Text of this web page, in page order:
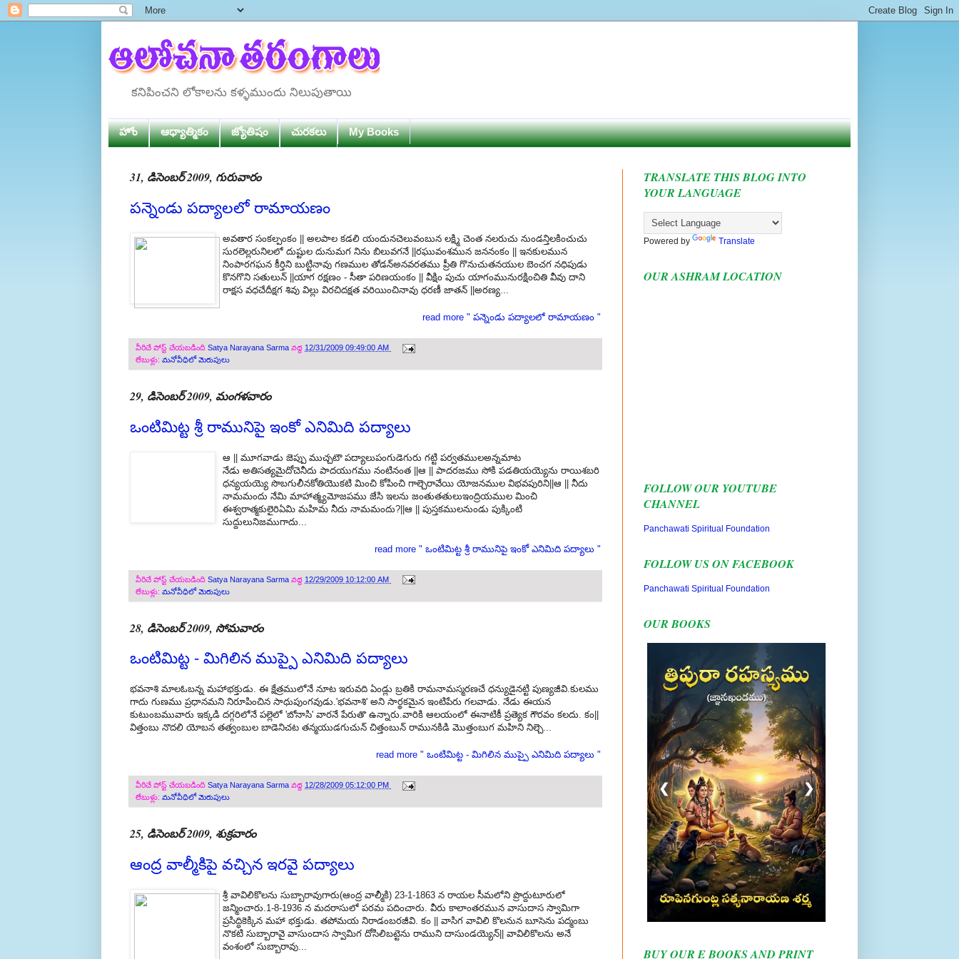
కనిపించని లోకాలను కళ్ళముందు నిలుపుతాయి
హోం ఆధ్యాత్మికం జ్యోతిషం చురకలు My Books
31, డిసెంబర్ 2009, గురువారం
పన్నెండు పద్యాలలో రామాయణం
అవతార సంకల్పంకం || అలపాల కడలి యందునచెలువంబున లక్ష్మి చెంత నలరుచు నుండన్తిలకించుచు
సురలెల్లరునిలలో దుష్టుల దునుమగ నిను బిలువగనే ||రఘువంశమున జననంకం || ఇనకులమున
నింపారగఘన కీర్తిని బుట్టినావు గణముల తోడన్అనవరతము ప్రీతి గొనుచుతనయుల బెంచగ నధిపుడు
కొనగొని సతులున్ ||యాగ రక్షణం - సీతా పరిణయంకం || వీక్షిం పుచు యాగంమునురక్షించితి వీవు దాని
రాక్షస వధచేదీక్షగ శివు విల్లు విరచిదక్షత వరియించినావు ధరణీ జాతన్ ||అరణ్య...
read more " పన్నెండు పద్యాలలో రామాయణం "
వీరిచే పోస్ట్ చేయబడింది Satya Narayana Sarma వద్ద 12/31/2009 09:49:00 AM
లేబుళ్లు: మనోవీధిలో మెరుపులు
29, డిసెంబర్ 2009, మంగళవారం
ఒంటిమిట్ట శ్రీ రామునిపై ఇంకో ఎనిమిది పద్యాలు
ఆ || మూగవాడు జెప్పు ముచ్చటౌ పద్యాలుపంగుడెగురు గట్టి పర్వతములఅన్నమాట
నేడు అతిసత్యమైదోచెనీదు పాదయుగము నంటినంత ||ఆ || పాదరజము సోకి పడతియయ్యెను రాయిశబరి
ధన్యయయ్యె సొబగులీనకోతియొకటి మించి కోపించి గాల్చెరావేయి యోజనముల విభవపురిని||ఆ || నీదు
నామమందు నేమి మాహాత్మ్యమోజపము జేసి ఇలను జంతుతతులుఇంద్రియముల మించి
ఈశ్వరాత్మకులైరిఏమి మహిమ నీదు నామమందు?||ఆ || పుస్తకములనుండు పుక్కింటి
సుద్దులునిజముగాదు...
read more " ఒంటిమిట్ట శ్రీ రామునిపై ఇంకో ఎనిమిది పద్యాలు "
వీరిచే పోస్ట్ చేయబడింది Satya Narayana Sarma వద్ద 12/29/2009 10:12:00 AM
లేబుళ్లు: మనోవీధిలో మెరుపులు
28, డిసెంబర్ 2009, సోమవారం
ఒంటిమిట్ట - మిగిలిన ముప్పై ఎనిమిది పద్యాలు
భవనాశి మాలఓబన్న మహాభక్తుడు. ఈ క్షేత్రములోనే నూట ఇరువది ఏండ్లు బ్రతికి రామనామస్మరణచే ధన్యుడైనట్టి పుణ్యజీవి.కులము
గాదు గుణము ప్రధానమని నిరూపించిన సాధుపుంగవుడు.'భవనాశి' అని సార్థకమైన ఇంటిపేరు గలవాడు. నేడు ఈయన
కుటుంబమువారు ఇక్కడి దగ్గరిలోనే పల్లెలో 'బోనాసి' వారనే పేరుతొ ఉన్నారు.వారికి ఆలయంలో ఈనాటికీ ప్రత్యెక గౌరవం కలదు. కం||
విత్తంబు నొదలి యోబన తత్వంబుల బాడెనిచట తన్మయుడగుచున్ చిత్తంబున్ రామునకిడి మొత్తంబుగ మహిని నిల్చె...
read more " ఒంటిమిట్ట - మిగిలిన ముప్పై ఎనిమిది పద్యాలు "
వీరిచే పోస్ట్ చేయబడింది Satya Narayana Sarma వద్ద 12/28/2009 05:12:00 PM
లేబుళ్లు: మనోవీధిలో మెరుపులు
25, డిసెంబర్ 2009, శుక్రవారం
ఆంద్ర వాల్మీకిపై వచ్చిన ఇరవై పద్యాలు
శ్రీ వావిలికొలను సుబ్బారావుగారు(ఆంద్ర వాల్మీకి) 23-1-1863 న రాయల సీమలోని ప్రొద్దుటూరులో
జన్మించారు.1-8-1936 న మదరాసులో పరమ పదించారు. వీరు కాలాంతరమున వాసుదాస స్వామిగా
ప్రసిద్ధికెక్కిన మహా భక్తుడు. తపోమయ నిరాడంబరజీవి. కం || వాసిగ వావిలి కొలనున బూసెను పద్మంబు
నొకటి సుబ్బారావై వాసుందాస స్వామిగ దోసిలిబట్టెను రాముని దాసుండయ్యెన్|| వావిలికొలను అనే
వంశంలో సుబ్బారావు...
TRANSLATE THIS BLOG INTO
YOUR LANGUAGE
Powered by Translate
OUR ASHRAM LOCATION
FOLLOW OUR YOUTUBE
CHANNEL
Panchawati Spiritual Foundation
FOLLOW US ON FACEBOOK
Panchawati Spiritual Foundation
OUR BOOKS
❮ ❯
BOOKS HERE